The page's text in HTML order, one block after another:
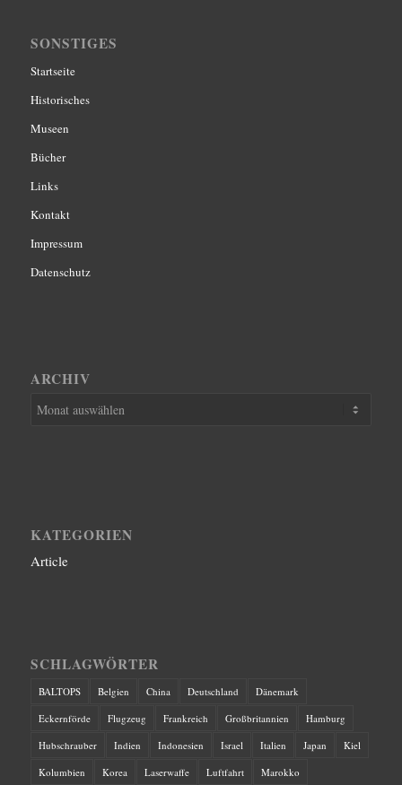
SONSTIGES
Startseite
Historisches
Museen
Bücher
Links
Kontakt
Impressum
Datenschutz
ARCHIV
KATEGORIEN
Article
SCHLAGWÖRTER
BALTOPS Belgien China Deutschland
Dänemark
Eckernförde
Flugzeug Frankreich Großbritannien
Hamburg
Hubschrauber
Indien Indonesien Israel Italien Japan
Kiel
Kolumbien
Korea Laserwaffe Luftfahrt Marokko